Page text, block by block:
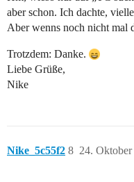
aber schon. Ich dachte,
Aber wenns noch nicht
Trotzdem: Danke.
Liebe Grüße,
Nike
Nike_5c55f2 24.
8